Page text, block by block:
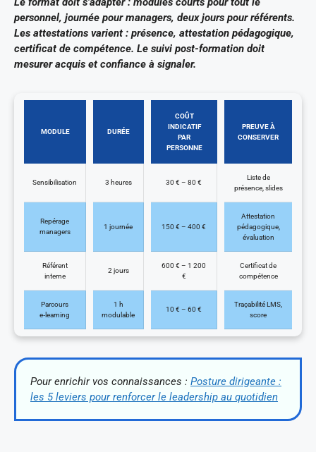
personnel, journée pour managers, deux jours pour référents.
Les attestations varient : présence, attestation pédagogique,
certificat de compétence. Le suivi post-formation doit
mesurer acquis et confiance à signaler.
MODULE DURÉE
COÛT
INDICATIF
PAR
PERSONNE
PREUVE À
CONSERVER
Sensibilisation 3 heures 30 € – 80 €
Liste de
présence, slides
Repérage
managers
1 journée 150 € – 400 €
Attestation
pédagogique,
évaluation
Référent
interne
2 jours
600 € – 1 200
€
Certificat de
compétence
Parcours
e‑learning
1 h
modulable
10 € – 60 €
Traçabilité LMS,
score
Pour enrichir vos connaissances : Posture dirigeante :
les 5 leviers pour renforcer le leadership au quotidien